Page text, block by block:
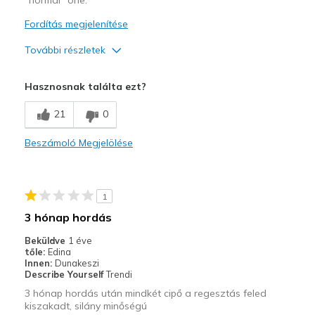
Fordítás megjelenítése
További részletek
Legjobb használat
Going Out
Hasznosnak találta ezt?
21 0
Beszámoló Megjelölése
1
3 hónap hordás
Beküldve 1 éve
tőle: Edina
Innen: Dunakeszi
Describe YourselfTrendi
3 hónap hordás után mindkét cipő a regesztás feled
kiszakadt, silány minőségú